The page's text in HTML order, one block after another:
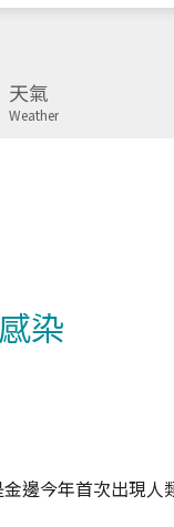
天氣
Weather
染
邊今年首次出現人